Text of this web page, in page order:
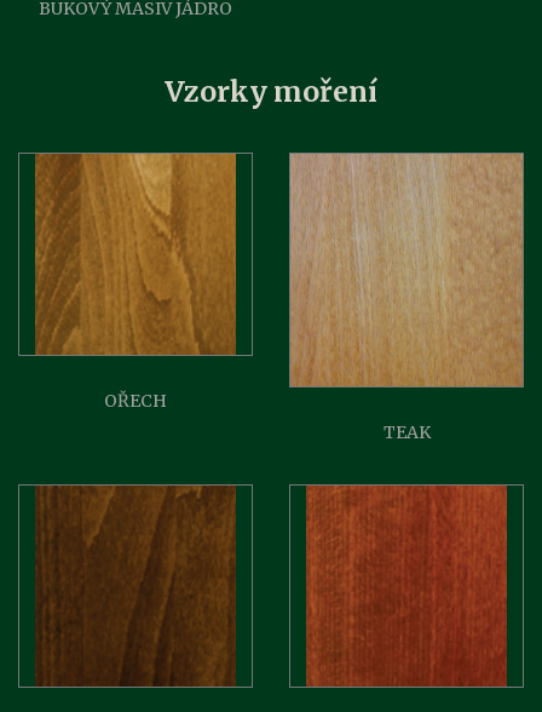
BUKOVÝ MASIV JÁDRO
Vzorky moření
OŘECH
TEAK